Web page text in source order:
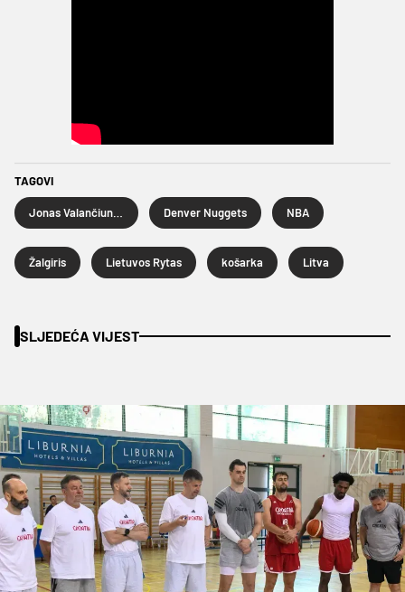
TAGOVI
Denver Nuggets NBA
Žalgiris Lietuvos Rytas košarka Litva
SLJEDEĆA VIJEST